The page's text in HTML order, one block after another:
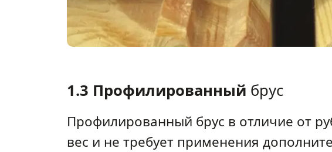
1.3 Профилированный брус
Профилированный брус в отличие от
вес и не требует применения